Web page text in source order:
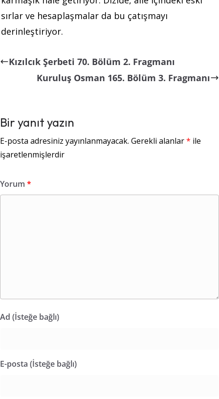
sırlar ve hesaplaşmalar da bu çatışmayı
derinleştiriyor​.
Kızılcık Şerbeti 70. Bölüm 2. Fragmanı
Kuruluş Osman 165. Bölüm 3. Fragmanı
Bir yanıt yazın
E-posta adresiniz yayınlanmayacak. Gerekli alanlar* ile
işaretlenmişlerdir
Yorum *
Ad (İsteğe bağlı)
E-posta (İsteğe bağlı)